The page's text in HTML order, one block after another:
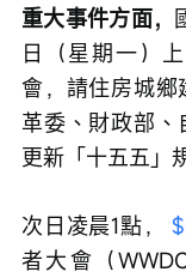
重大事件方面，
日（星期一）
會，請住房城
革委、財政部
更新「十五五」
次日凌晨1點，
者大會（